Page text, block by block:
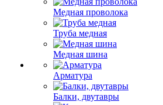
Медная проволока
Труба медная
Медная шина
Арматура
Балки, двутавры